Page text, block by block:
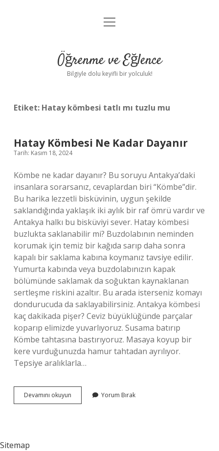
Anasayfa
Yasal Uyarı
menüyü
Öğrenme ve Eğlence
Bilgiyle dolu keyifli bir yolculuk!
Etiket: Hatay kömbesi tatlı mı tuzlu mu
Hatay Kömbesi Ne Kadar Dayanır
Tarih: Kasım 18, 2024
Kömbe ne kadar dayanır? Bu soruyu Antakya’daki
insanlara sorarsanız, cevaplardan biri “Kömbe”dir.
Bu harika lezzetli bisküvinin, uygun şekilde
saklandığında yaklaşık iki aylık bir raf ömrü vardır ve
Antakya halkı bu bisküviyi sever. Hatay kömbesi
buzlukta saklanabilir mi? Buzdolabının neminden
korumak için temiz bir kağıda sarıp daha sonra
kapalı bir saklama kabına koymanız tavsiye edilir.
Yumurta kabında veya buzdolabınızın kapak
bölümünde saklamak da soğuktan kaynaklanan
sertleşme riskini azaltır. Bu arada isterseniz komayı
dondurucuda da saklayabilirsiniz. Antakya kömbesi
kaç dakikada pişer? Ceviz büyüklüğünde parçalar
koparıp elimizde yuvarlıyoruz. Susama batırıp
Kömbe tahtasına bastırıyoruz. Masaya koyup bir
kere vurduğunuzda hamur tahtadan ayrılıyor.
Tepsiye aralıklarla…
Devamını okuyun
Kömbesi
Yorum Bırak
Sitemap